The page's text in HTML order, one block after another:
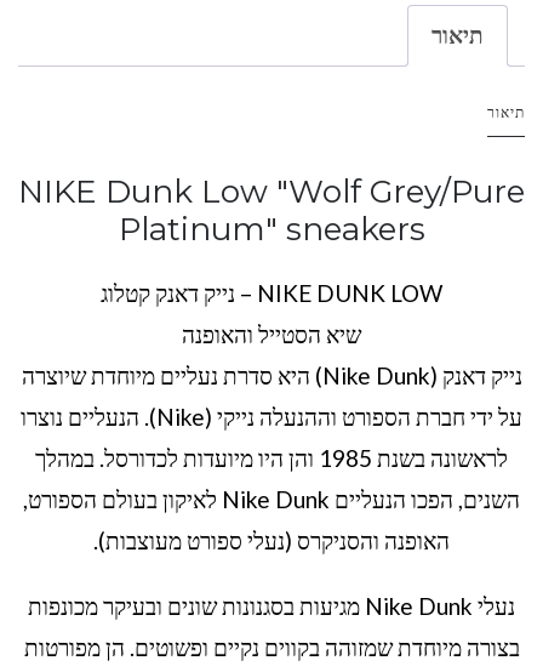
תיאור
תיאור
NIKE Dunk Low "Wolf Grey/Pure
Platinum" sneakers
NIKE DUNK LOW – נייק דאנק קטלוג
שיא הסטייל והאופנה
נייק דאנק (Nike Dunk) היא סדרת נעליים מיוחדת שיוצרה
על ידי חברת הספורט וההנעלה נייקי (Nike). הנעליים נוצרו
לראשונה בשנת 1985 והן היו מיועדות לכדורסל. במהלך
השנים, הפכו הנעליים Nike Dunk לאיקון בעולם הספורט,
האופנה והסניקרס (נעלי ספורט מעוצבות).
נעלי Nike Dunk מגיעות בסגנונות שונים ובעיקר מכונפות
בצורה מיוחדת שמזוהה בקווים נקיים ופשוטים. הן מפורטות